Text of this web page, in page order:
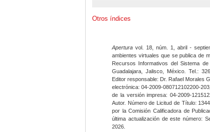
Otros índices
Apertura vol. 18, núm. 1, abril -
ambientes virtuales que se publica de
Recursos Informativos del Sistema
Guadalajara, Jalisco, México. Tel.:
Editor responsable: Dr. Rafael Morales
electrónica: 04-2009-080712102200-
de la versión impresa: 04-2009-
Autor. Número de Licitud de Título:
por la Comisión Calificadora de
última actualización de este número:
2026.